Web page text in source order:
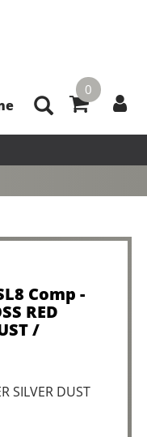
0
Comp -
RED
/
SILVER DUST